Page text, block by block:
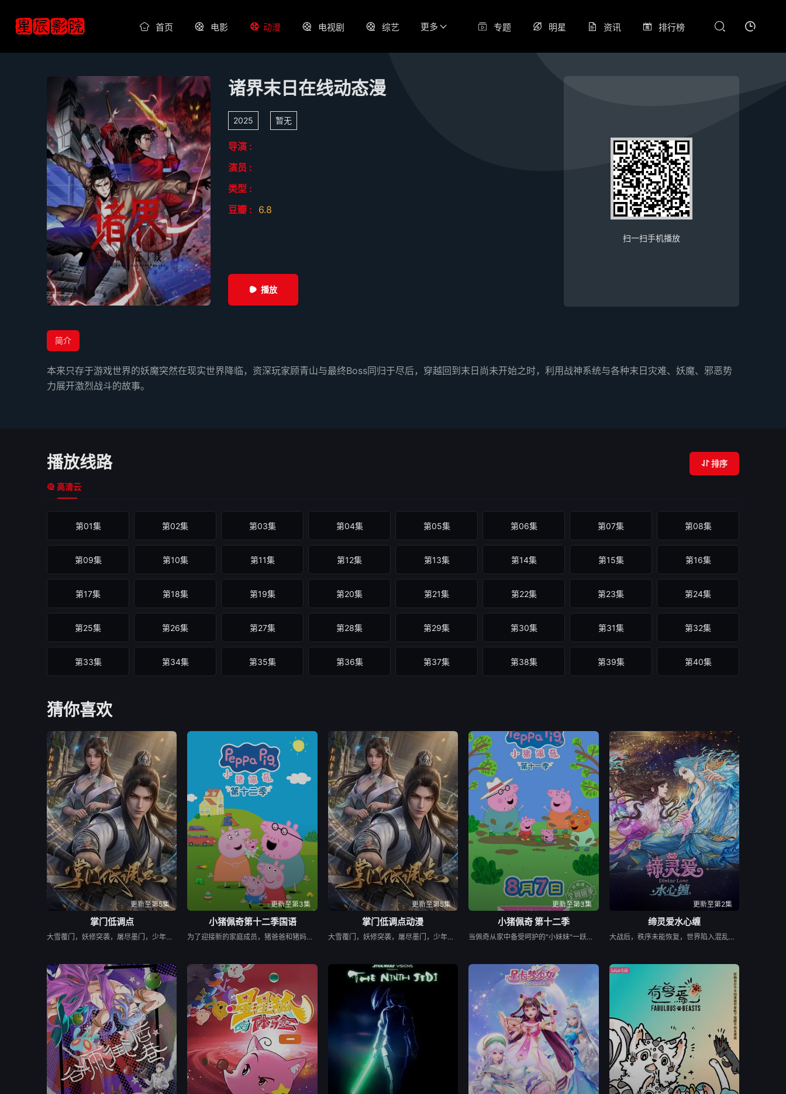
首页 电影 动漫 电视剧 综艺 更多 专题 明星 资讯 排行榜
诸界末日在线动态漫
2025 暂无
导演 :
演员 :
类型 :
豆瓣 :
6.8
播放
扫一扫手机播放
简介
本来只存于游戏世界的妖魔突然在现实世界降临，资深玩家顾青山与最终Boss同归于尽后，穿越回到末日尚未开始之时，利用战神系统与各种末日灾难、妖魔、邪恶势
力展开激烈战斗的故事。
播放线路 排序
高清云
第01集 第02集 第03集 第04集 第05集 第06集 第07集 第08集
第09集 第10集 第11集 第12集 第13集 第14集 第15集 第16集
第17集 第18集 第19集 第20集 第21集 第22集 第23集 第24集
第25集 第26集 第27集 第28集 第29集 第30集 第31集 第32集
第33集 第34集 第35集 第36集 第37集 第38集 第39集 第40集
第49集 第50集 第51集 第52集 第53集 第54集 第55集 第56集
第57集 第58集 第59集 第60集 第61集 第62集 第63集 第64集
第65集 第66集 第67集 第68集 第69集 第70集 第71集 第72集
第73集 第74集 第75集 第76集 第77集 第78集 第79集 第80集
第81集 第82集 第83集 第84集 第85集 第86集 第87集 第88集
第89集 第90集 第91集 第92集 第93集 第94集 第96集
第97集 第98集 第99集 第100集 第101集 第102集 第103集 第104集
第105集 第106集 第107集 第108集 第109集 第110集 第111集 第112集
第113集 第114集 第115集 第118集 第120集
第121集 第122集 第123集 第124集 第126集 第127集 第128集
第129集 第130集 第131集 第132集 第134集 第135集 第136集
猜你喜欢
更新至第5集
掌门低调点
大雪覆门，妖修突袭，屠尽墨门，少年路朝歌痛失至亲，绝境之中觉醒绑定逆天系统，靠水系启灵死里逃生，立誓肃清世间妖邪。十年蛰伏苦修，他困于初境寸步难行，一朝契机重启系统，携妹妹路冬梨下山寻灵草破境。途中巧破异兽难题，逆天引九道天道敕令启灵，连破五重境界，还直面剑宗天骄邀战，昔日废柴掌门，自此强势逆袭。
更新至第3集
小猪佩奇第十二季国语
为了迎接新的家庭成员，猪爸爸和猪妈妈不得不准备搬家。在兔小姐的带领下，佩奇一家看了很多套房子，却没能找到合适的温馨住所。就在猪妈妈发愁不已时，佩奇突发奇想，提议自己和乔治可以住屋顶，让小宝宝住原来的房间。猪爸爸和猪妈妈受此启发，决定对现有的房子进行扩建。随着小宝宝的降生，佩奇一家的生活也在发生着变化，这个新成员如同一束温暖的阳光，也为佩奇和乔治带来了很多的惊喜。
更新至第5集
掌门低调点动漫
大雪覆门，妖修突袭，屠尽墨门，少年路朝歌痛失至亲，绝境之中觉醒绑定逆天系统，靠水系启灵死里逃生，立誓肃清世间妖邪。十年蛰伏苦修，他困于初境寸步难行，一朝契机重启系统，携妹妹路冬梨下山寻灵草破境。途中巧破异兽难题，逆天引九道天道敕令启灵，连破五重境界，还直面剑宗天骄邀战，昔日废柴掌门，自此强势逆袭。
更新至第3集
小猪佩奇 第十二季
当佩奇从家中备受呵护的"小妹妹"一跃成为肩负责任的"大姐姐"，而乔治从集万千宠爱于一身的"小弟弟"转变为需中间的孩子时，他们的世界发生了微妙而深刻的变化，他们的生活也迎来的新的变化和挑战。这种角色转换带来的情感涟漪，远比表面看到的更为复杂。这些矛盾心理的刻画，精准捕捉了多子女家庭中常见的"情感过山车"现象。喜悦、兴奋和困惑--也正是许多孩子在家庭中迎来新成员时的真实写照。佩奇和乔治的故事不仅展现了孩子们如何适应新的家庭角色，也反映了他们在成长过程中学会分享、理解和包容的心路历程。通过他们的经历，还原了儿童心理发展的真实性，更暗含了家庭系统理论中"角色再平衡"的智慧。观众可以看到家庭成员之间的爱与支持如何帮助孩子们克服情感上的波动...
更新至第2集
缔灵爱水心缠
大战后，秩序未能恢复，世界陷入混乱。混沌从深渊崛起，黑暗如潮水般吞噬大地……缔默完成了命运的蜕变——她不再是被守护的少女，而是手持万灵缔杖的“万灵神女”，以温柔而坚定的力量守护人间与仙境。水帝亦执掌水汐神剑与她并肩而立。二人为寻得封印混沌之法，远赴永恒之城罗马，混沌却已将失去仙力的冰帝和颜狐拖入深渊……千钧一发之际，神秘的塔罗使者出现……另一边，船王因放弃新生而滞留渡灵界，反噬渐重。渡公主为救船王，引诱灵帝坠入渡魂界，偶遇在寒冰牢笼中的仙子，意外在生死冒险中逐步探明混沌的致命弱点……众人能否合力封印混沌，黑暗能否被彻底驱散？爱与信念，能否书写新的神话？